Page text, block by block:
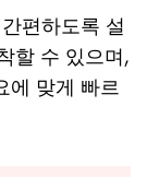
편하도록 설
할 수 있으며,
에 맞게 빠르